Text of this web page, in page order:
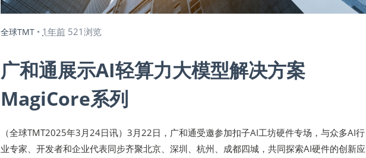
全球TMT • 1年前 521浏览
广和通展示AI轻算力大模型解决方案
MagiCore系列
（全球TMT2025年3月24日讯）3月22日，广和通受邀参加扣子AI工坊硬件专场，与众多AI行
业专家、开发者和企业代表同步齐聚北京、深圳、杭州、成都四城，共同探索AI硬件的创新应